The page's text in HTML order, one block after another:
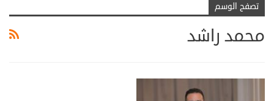
تصفح الوسم
محمد راشد